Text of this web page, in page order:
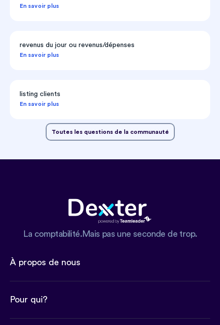
En savoir plus
revenus du jour ou revenus/dépenses
En savoir plus
listing clients
En savoir plus
Toutes les questions de la communauté
La comptabilité.Mais pas une seconde de trop.
À propos de nous
Pour qui?